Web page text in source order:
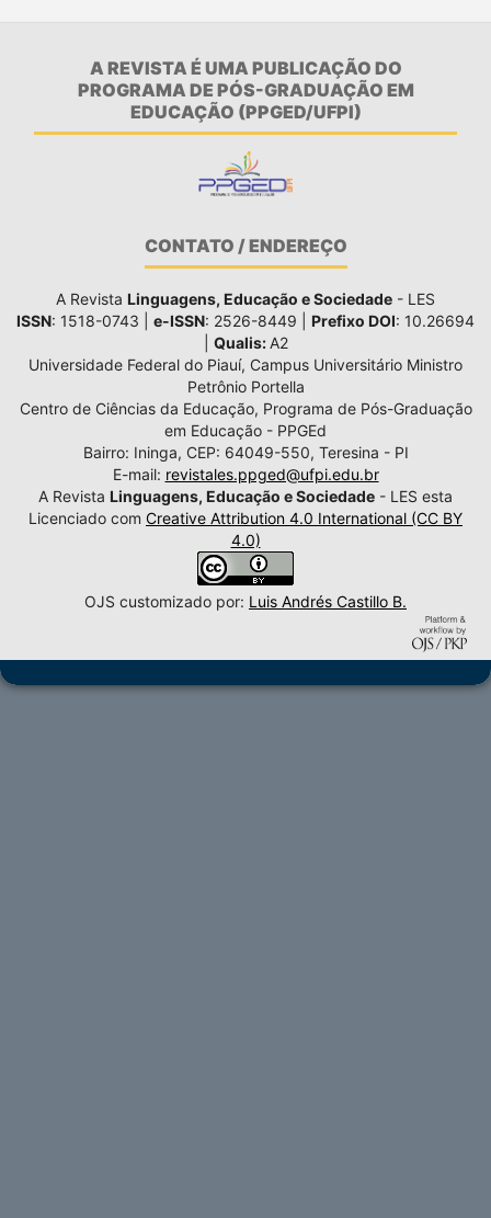
A REVISTA É UMA PUBLICAÇÃO DO
PROGRAMA DE PÓS-GRADUAÇÃO EM
EDUCAÇÃO (PPGED/UFPI)
CONTATO / ENDEREÇO
A Revista Linguagens, Educação e Sociedade - LES
ISSN: 1518-0743 | e-ISSN: 2526-8449 | Prefixo DOI: 10.26694
Qualis:A2
Universidade Federal do Piauí, Campus Universitário Ministro
Petrônio Portella
Centro de Ciências da Educação, Programa de Pós-Graduação
em Educação - PPGEd
Bairro: Ininga, CEP: 64049-550, Teresina - PI
E-mail: revistales.ppged@ufpi.edu.br
A Revista Linguagens, Educação e Sociedade - LES esta
Licenciado com Creative Attribution 4.0 International (CC BY
4.0)
OJS customizado por: Luis Andrés Castillo B.